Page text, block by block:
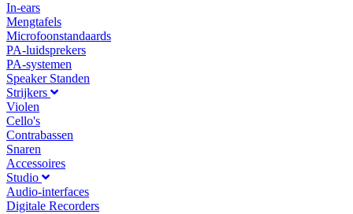
In-ears
Mengtafels
Microfoonstandaards
PA-luidsprekers
PA-systemen
Speaker Standen
Strijkers
Violen
Cello's
Contrabassen
Snaren
Accessoires
Studio
Audio-interfaces
Digitale Recorders